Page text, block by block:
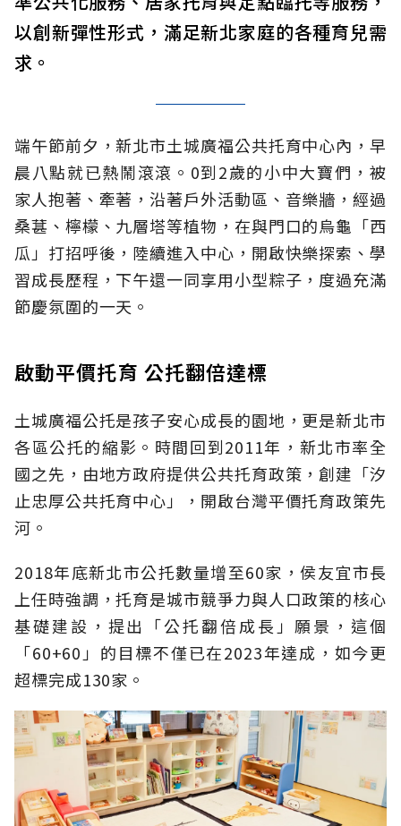
以創新彈性形式，滿足新北家庭的各種育兒需
求。
端午節前夕，新北市土城廣福公共托育中心內，早
晨八點就已熱鬧滾滾。0到2歲的小中大寶們，被
家人抱著、牽著，沿著戶外活動區、音樂牆，經過
桑葚、檸檬、九層塔等植物，在與門口的烏龜「西
瓜」打招呼後，陸續進入中心，開啟快樂探索、學
習成長歷程，下午還一同享用小型粽子，度過充滿
節慶氛圍的一天。
啟動平價托育 公托翻倍達標
土城廣福公托是孩子安心成長的園地，更是新北市
各區公托的縮影。時間回到2011年，新北市率全
國之先，由地方政府提供公共托育政策，創建「汐
止忠厚公共托育中心」，開啟台灣平價托育政策先
河。
2018年底新北市公托數量增至60家，侯友宜市長
上任時強調，托育是城市競爭力與人口政策的核心
基礎建設，提出「公托翻倍成長」願景，這個
「60+60」的目標不僅已在2023年達成，如今更
超標完成130家。